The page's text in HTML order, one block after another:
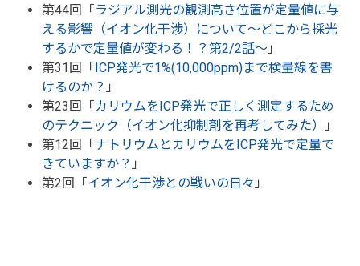
第44回「 ラジアル測光の観測高さ位置が定量値に与
える影響（イオン化干渉）について～どこから採光
するかで定量値が変わる！？第2/2話～ 」
第31回「 ICP発光で1%(10,000ppm)まで検量線を書
けるのか？ 」
第23回「 カリウムをICP発光で正しく測定するため
のテクニック（イオン化抑制剤を再考してみた）
」
第12回「 ナトリウムとカリウムをICP発光で定量で
きていますか？ 」
第2回「 イオン化干渉との戦いの日々 」